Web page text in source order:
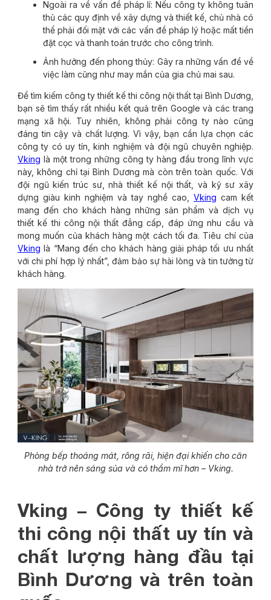
Ngoài ra về vấn đề pháp lí: Nếu công ty không tuân
thủ các quy định về xây dựng và thiết kế, chủ nhà có
thể phải đối mặt với các vấn đề pháp lý hoặc mất tiền
đặt cọc và thanh toán trước cho công trình.
Ảnh hưởng đến phong thủy: Gây ra những vấn đề về
việc làm cũng như may mắn của gia chủ mai sau.
Để tìm kiếm công ty thiết kế thi công nội thất tại Bình Dương,
bạn sẽ tìm thấy rất nhiều kết quả trên Google và các trang
mạng xã hội. Tuy nhiên, không phải công ty nào cũng
đáng tin cậy và chất lượng. Vì vậy, bạn cần lựa chọn các
công ty có uy tín, kinh nghiệm và đội ngũ chuyên nghiệp.
Vking là một trong những công ty hàng đầu trong lĩnh vực
này, không chỉ tại Bình Dương mà còn trên toàn quốc. Với
đội ngũ kiến trúc sư, nhà thiết kế nội thất, và kỹ sư xây
dựng giàu kinh nghiệm và tay nghề cao, Vking cam kết
mang đến cho khách hàng những sản phẩm và dịch vụ
thiết kế thi công nội thất đẳng cấp, đáp ứng nhu cầu và
mong muốn của khách hàng một cách tối đa. Tiêu chí của
Vking là “Mang đến cho khách hàng giải pháp tối ưu nhất
với chi phí hợp lý nhất”, đảm bảo sự hài lòng và tin tưởng từ
khách hàng.
Phòng bếp thoáng mát, rông rãi, hiện đại khiến cho căn
nhà trở nên sáng sủa và có thẩm mĩ hơn – Vking.
Vking – Công ty thiết kế
thi công nội thất uy tín và
chất lượng hàng đầu tại
Bình Dương và trên toàn